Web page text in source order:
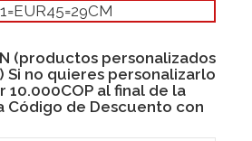
(productos personalizados
Si no quieres personalizarlo
al final de la
Código de Descuento con